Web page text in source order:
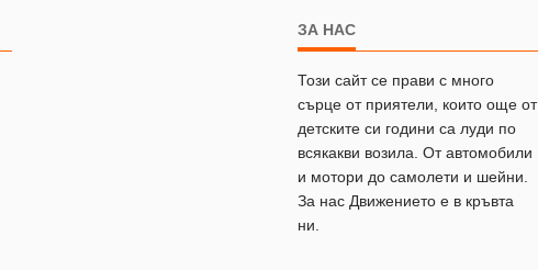
ЗА НАС
Този сайт се прави с много
сърце от приятели, които още от
детските си години са луди по
всякакви возила. От автомобили
и мотори до самолети и шейни.
За нас Движението е в кръвта
ни.